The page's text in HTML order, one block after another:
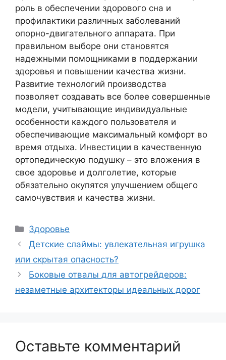
роль в обеспечении здорового сна и
профилактики различных заболеваний
опорно-двигательного аппарата. При
правильном выборе они становятся
надежными помощниками в поддержании
здоровья и повышении качества жизни.
Развитие технологий производства
позволяет создавать все более совершенные
модели, учитывающие индивидуальные
особенности каждого пользователя и
обеспечивающие максимальный комфорт во
время отдыха. Инвестиции в качественную
ортопедическую подушку – это вложения в
свое здоровье и долголетие, которые
обязательно окупятся улучшением общего
самочувствия и качества жизни.
Рубрики
Здоровье
Детские слаймы: увлекательная игрушка
или скрытая опасность?
Боковые отвалы для автогрейдеров:
незаметные архитекторы идеальных дорог
Оставьте комментарий